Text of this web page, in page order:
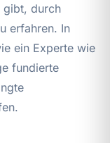
gibt, durch
erfahren. In
ein Experte wie
fundierte